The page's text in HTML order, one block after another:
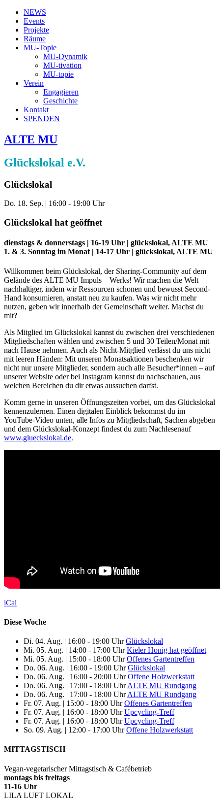
NEWS
Events
Projekte
Räume
MU-Topie
MU-Dynamik
MU-tivation
MU-topie
Verein
Engagieren
Geschichte
Kontakt
SPENDEN
ALTE MU
Glückslokal e.V.
Glückslokal
Do. 18. Sep. | 16:00 - 19:00 Uhr
Glückslokal hat geöffnet
dienstags & donnerstags | 16-19 Uhr | glückslokal, ALTE MU
1. & 3. Sonntag im Monat | 14-17 Uhr | glückslokal, ALTE MU
Willkommen beim Glückslokal, der Sharing-Community auf dem
Gelände des ALTE MU Impuls – Werks! Wir machen die Welt
nachhaltiger, indem wir Ressourcen schonen und bewusst Second-
Hand konsumieren, anstatt neu zu kaufen. Was wir nicht mehr
nutzen, geben wir innerhalb der Gemeinschaft weiter. Machst du
mit?
Als Mitglied im Glückslokal kannst du zwischen drei verschiedenen
Mitgliedschaften wählen und zwischen 5 und 30 Teilen/Monat mit
nach Hause nehmen. Auch als Nicht-Mitglied verlässt du uns nicht
mit leeren Händen: Mit unseren Monatsaktionen beschenken wir
nicht nur unsere Mitglieder, sondern auch alle Besucher*innen – auf
unserer Website oder bei Instagram kannst du nachschauen, aus
welchen Bereichen du dir etwas aussuchen darfst.
Komm gerne in unseren Öffnungszeiten vorbei, um das Glückslokal
kennenzulernen. Einen digitalen Einblick bekommst du im
YouTube-Video unten, alle Infos zu Mitgliedschaft, Sachen abgeben
und dem Glückslokal-Konzept findest du zum Nachlesenauf
www.glueckslokal.de.
iCal
Diese Woche
Di. 04. Aug. | 16:00 - 19:00 Uhr Glückslokal
Mi. 05. Aug. | 14:00 - 17:00 Uhr Kieler Honig hat geöffnet
Mi. 05. Aug. | 15:00 - 18:00 Uhr Offenes Gartentreffen
Do. 06. Aug. | 16:00 - 19:00 Uhr Glückslokal
Do. 06. Aug. | 16:00 - 20:00 Uhr Offene Holzwerkstatt
Do. 06. Aug. | 17:00 - 18:00 Uhr ALTE MU Rundgang
Do. 06. Aug. | 17:00 - 18:00 Uhr ALTE MU Rundgang
Fr. 07. Aug. | 15:00 - 18:00 Uhr Offenes Gartentreffen
Fr. 07. Aug. | 16:00 - 18:00 Uhr Upcycling-Treff
Fr. 07. Aug. | 16:00 - 18:00 Uhr Upcycling-Treff
So. 09. Aug. | 12:00 - 17:00 Uhr Offene Holzwerkstatt
MITTAGSTISCH
Vegan-vegetarischer Mittagstisch & Cafébetrieb
montags bis freitags
11-16 Uhr
LILA LUFT LOKAL